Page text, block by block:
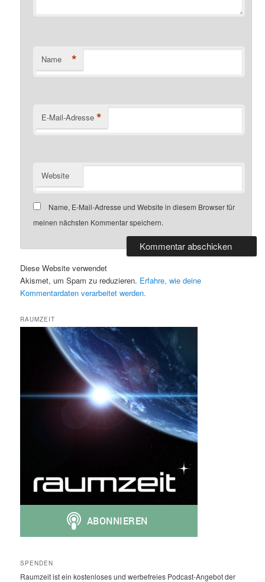
Name *
E-Mail-Adresse *
Website
Name, E-Mail-Adresse und Website in diesem Browser für
meinen nächsten Kommentar speichern.
Diese Website verwendet
Akismet, um Spam zu reduzieren. Erfahre, wie deine
Kommentardaten verarbeitet werden.
RAUMZEIT
SPENDEN
Raumzeit ist ein kostenloses und werbefreies Podcast-Angebot der